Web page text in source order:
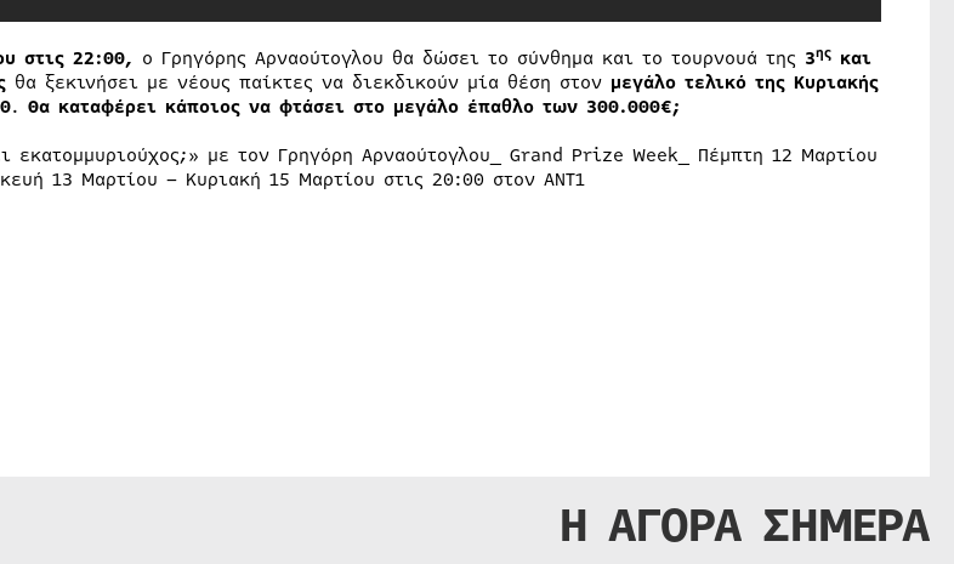
στις 22:00, ο Γρηγόρης Αρναούτογλου θα δώσει το σύνθημα και το τουρνουά της 3ηςκαι
θα ξεκινήσει με νέους παίκτες να διεκδικούν μία θέση στον μεγάλο τελικό της Κυριακής
. Θα καταφέρει κάποιος να φτάσει στο μεγάλο έπαθλο των 300.000€;
εκατομμυριούχος;» με τον Γρηγόρη Αρναούτογλου_ Grand Prize Week_ Πέμπτη 12 Μαρτίου
13 Μαρτίου – Κυριακή 15 Μαρτίου στις 20:00 στον ΑΝΤ1
Η ΑΓΟΡΑ ΣΗΜΕΡΑ